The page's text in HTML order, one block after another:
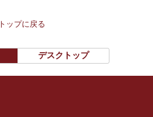
トップに戻る
デスクトップ